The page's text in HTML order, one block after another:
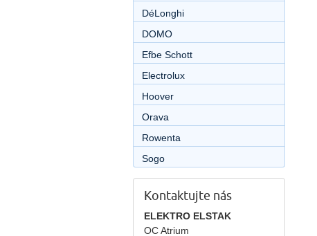
DéLonghi
DOMO
Efbe Schott
Electrolux
Hoover
Orava
Rowenta
Sogo
Kontaktujte nás
ELEKTRO ELSTAK
OC Atrium